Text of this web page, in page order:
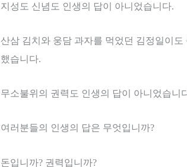
지성도 신념도 인생의 답이 아니었습니다.
산삼 김치와 웅담 과자를 먹었던 김정일이도
했습니다.
무소불위의 권력도 인생의 답이 아니었습니
여러분들의 인생의 답은 무엇입니까?
돈입니까? 권력입니까?